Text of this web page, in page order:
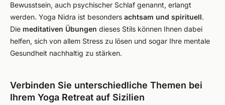
Bewusstsein, auch psychischer Schlaf genannt, erlangt
werden. Yoga Nidra ist besonders achtsam und spirituell.
Die meditativen Übungen dieses Stils können Ihnen dabei
helfen, sich von allem Stress zu lösen und sogar Ihre mentale
Gesundheit nachhaltig zu stärken.
Verbinden Sie unterschiedliche Themen bei
Ihrem Yoga Retreat auf Sizilien